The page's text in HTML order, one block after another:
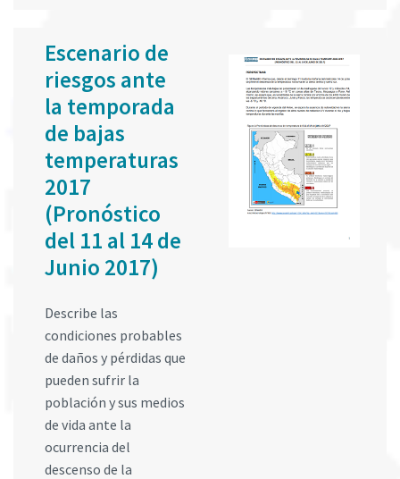
Escenario de
riesgos ante
la temporada
de bajas
temperaturas
2017
(Pronóstico
del 11 al 14 de
Junio 2017)
Describe las
condiciones probables
de daños y pérdidas que
pueden sufrir la
población y sus medios
de vida ante la
ocurrencia del
descenso de la